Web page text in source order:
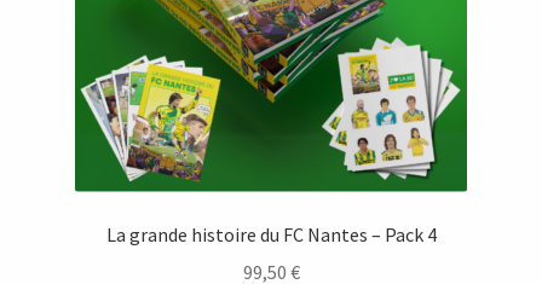
La grande histoire du FC Nantes – Pack 4
99,50 €